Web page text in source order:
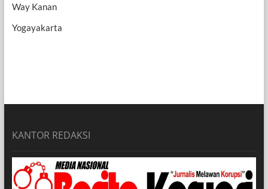
Way Kanan
Yogayakarta
KANTOR REDAKSI